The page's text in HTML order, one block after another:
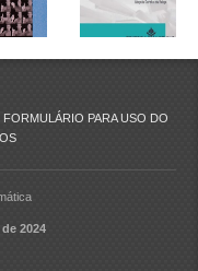
FORMULÁRIO PARA USO DO
2024